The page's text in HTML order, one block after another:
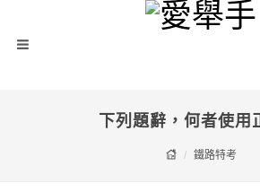
下列題辭，何者使用
鐵路特考